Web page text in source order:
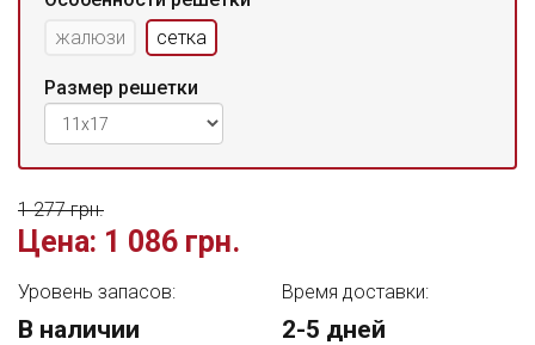
жалюзи
сетка
Размер решетки
Цена: 1 086 грн.
1 277 грн.
Уровень запасов:
В наличии
Время доставки:
2-5 дней